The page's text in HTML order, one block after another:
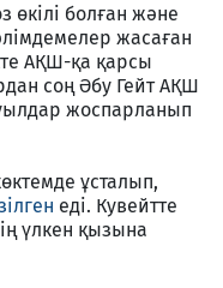
өкілі болған және
жасаған
АҚШ-қа қарсы
соң Әбу Гейт АҚШ
жоспарланып
ұсталып,
еді. Кувейтте
үлкен қызына